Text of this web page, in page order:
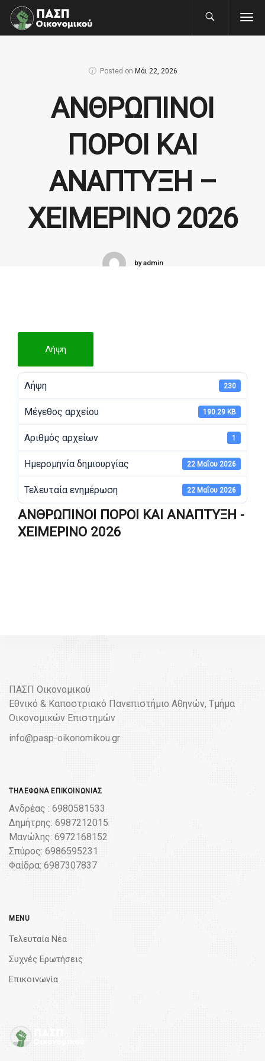
Posted on Μάι 22, 2026
ΑΝΘΡΩΠΙΝΟΙ
ΠΟΡΟΙ ΚΑΙ
ΑΝΑΠΤΥΞΗ –
ΧΕΙΜΕΡΙΝΟ 2026
by admin
Λήψη
Λήψη 230
Μέγεθος αρχείου 190.29 KB
Αριθμός αρχείων 1
Ημερομηνία δημιουργίας 22 Μαΐου 2026
Τελευταία ενημέρωση 22 Μαΐου 2026
ΑΝΘΡΩΠΙΝΟΙ ΠΟΡΟΙ ΚΑΙ ΑΝΑΠΤΥΞΗ -
ΧΕΙΜΕΡΙΝΟ 2026
ΠΑΣΠ Οικονομικού
Εθνικό & Καποστριακό Πανεπιστήμιο Αθηνών, Τμήμα
Οικονομικών Επιστημών
info@pasp-oikonomikou.gr
ΤΗΛΈΦΩΝΑ ΕΠΙΚΟΙΝΩΝΊΑΣ
Ανδρέας : 6980581533
Δημήτρης: 6987212015
Μανώλης: 6972168152
Σπύρος: 6986595231
Φαίδρα: 6987307837
MENU
Τελευταία Νέα
Συχνές Ερωτήσεις
Επικοινωνία